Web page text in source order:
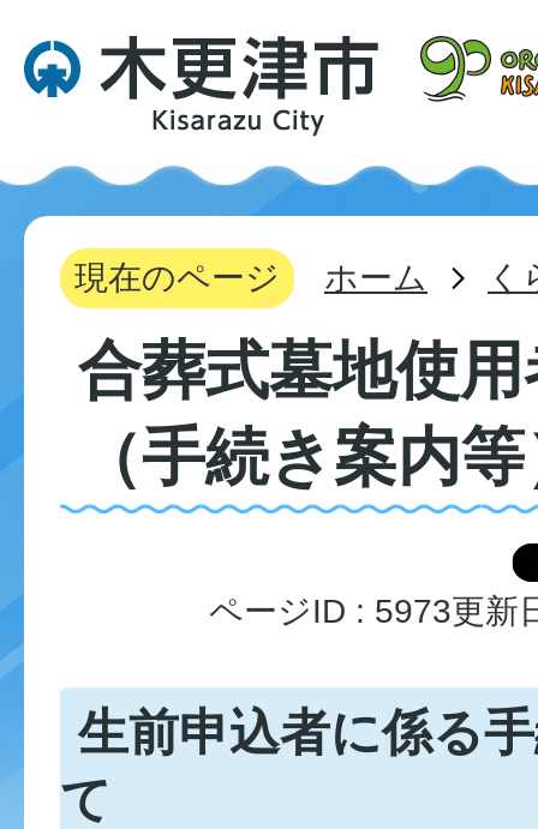
現在のページ ホーム く
合葬式墓地使
（手続き案内
ページID : 5973更新
生前申込者に係る
て